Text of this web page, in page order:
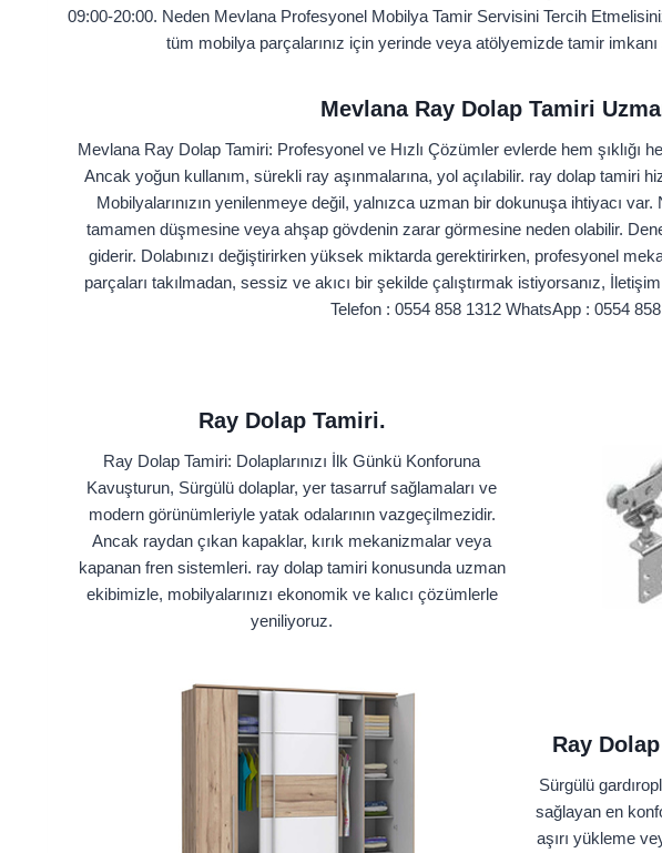
09:00‑20:00. Neden Mevlana Profesyonel Mobilya Tamir Servisini Tercih
tüm mobilya parçalarınız için yerinde veya atölyemizde tamir
Mevlana Ray Dolap Tamiri
Mevlana Ray Dolap Tamiri: Profesyonel ve Hızlı Çözümler evlerde hem şıklığı
Ancak yoğun kullanım, sürekli ray aşınmalarına, yol açılabilir. ray dolap tamiri
Mobilyalarınızın yenilenmeye değil, yalnızca uzman bir dokunuşa ihtiyacı
tamamen düşmesine veya ahşap gövdenin zarar görmesine neden olabilir.
giderir. Dolabınızı değiştirirken yüksek miktarda gerektirirken, profesyonel
parçaları takılmadan, sessiz ve akıcı bir şekilde çalıştırmak istiyorsanız,
Telefon : 0554 858 1312 WhatsApp : 0554
Ray Dolap Tamiri.
Ray Dolap Tamiri: Dolaplarınızı İlk Günkü Konforuna
Kavuşturun, Sürgülü dolaplar, yer tasarruf sağlamaları ve
modern görünümleriyle yatak odalarının vazgeçilmezidir.
Ancak raydan çıkan kapaklar, kırık mekanizmalar veya
kapanan fren sistemleri. ray dolap tamiri konusunda uzman
ekibimizle, mobilyalarınızı ekonomik ve kalıcı çözümlerle
yeniliyoruz.
Ray
Sürgülü
sağlayan en
aşırı yükleme